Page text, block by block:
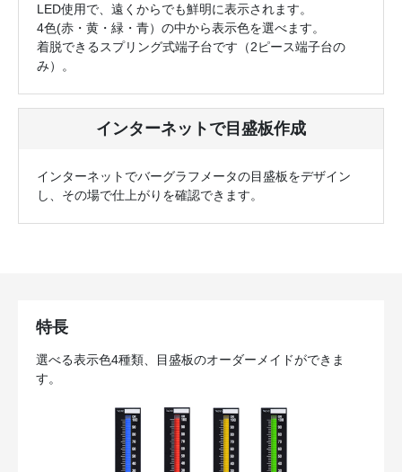
LED使用で、遠くからでも鮮明に表示されます。
4色(赤・黄・緑・青）の中から表示色を選べます。
着脱できるスプリング式端子台です（2ピース端子台の
み）。
インターネットで目盛板作成
インターネットでバーグラフメータの目盛板をデザイン
し、その場で仕上がりを確認できます。
特長
選べる表示色4種類、目盛板のオーダーメイドができま
す。